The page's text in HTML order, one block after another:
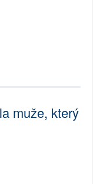
muže, který